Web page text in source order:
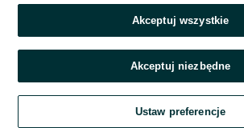
Akceptuj wszystkie
Akceptuj niezbędne
Ustaw preferencje